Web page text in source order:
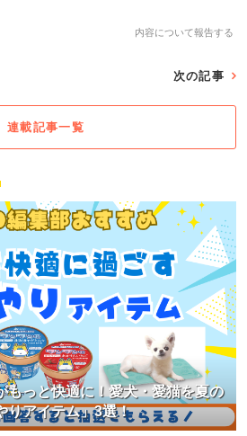
内容について報告する
次の記事
連載記事一覧
もっと快適に！愛犬・愛猫を夏の
りアイテム」3選！